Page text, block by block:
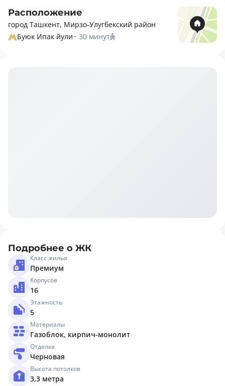
Расположение
город Ташкент, Мирзо-Улугбекский район
Буюк Ипак йули~ 30 минут
Подробнее о ЖК
Класс жилья
Премиум
Корпусов
16
Этажность
5
Материалы
Газоблок, кирпич-монолит
Отделка
Черновая
Высота потолков
3,3 метра